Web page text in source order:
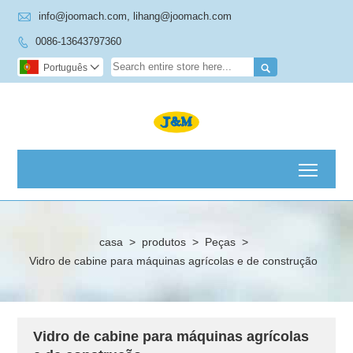
 info@joomach.com, lihang@joomach.com
 0086-13643797360

Português 
casa > produtos > Peças >
Vidro de cabine para máquinas agrícolas e de construção
Vidro de cabine para máquinas agrícolas